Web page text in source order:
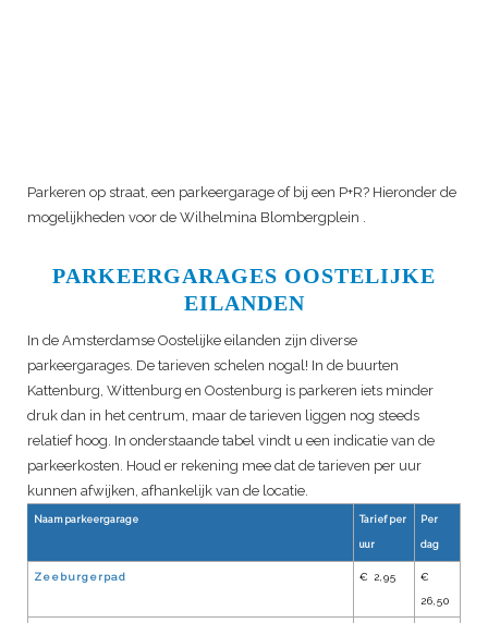
Parkeren op straat, een parkeergarage of bij een P+R? Hieronder de
mogelijkheden voor de Wilhelmina Blombergplein .
PARKEERGARAGES OOSTELIJKE
EILANDEN
In de Amsterdamse Oostelijke eilanden zijn diverse
parkeergarages. De tarieven schelen nogal! In de buurten
Kattenburg, Wittenburg en Oostenburg is parkeren iets minder
druk dan in het centrum, maar de tarieven liggen nog steeds
relatief hoog. In onderstaande tabel vindt u een indicatie van de
parkeerkosten. Houd er rekening mee dat de tarieven per uur
kunnen afwijken, afhankelijk van de locatie.
Naam parkeergarage Tarief per
uur
Per
dag
Zeeburgerpad € 2,95
€
26,50